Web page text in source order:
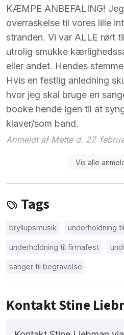
KÆMPE ANBEFALING!
overraskelse til vores lille
stranden. Vi var ALLE rørt
utrolig smukke
eller andet. Hendes
Hvis en festlig anledning
hvor jeg skal bruge en
booke hende igen til at
klaver/som band.
Anmeldt af Mette d. 27.
Vis alle
Tags
bryllupsmusik underholdning
underholdning til firmafest
sanger til begravelse
Kontakt Stine